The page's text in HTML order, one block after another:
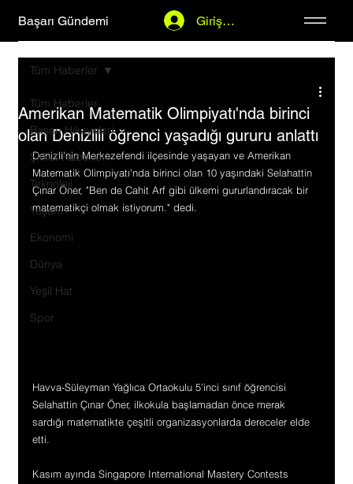
Başarı Gündemi Giriş Yap
Tüm Haberler
Başarı Hikayeleri
Şirket Haberleri
Teknoloji
Yaşam
Ekonomi
Dünya
Yeşil Hat
Spor
Tüm Haberler
Amerikan Matematik Olimpiyatı'nda birinci
olan Denizlili öğrenci yaşadığı gururu anlattı
Denizli'nin Merkezefendi ilçesinde yaşayan ve Amerikan
Matematik Olimpiyatı'nda birinci olan 10 yaşındaki Selahattin
Çınar Öner, "Ben de Cahit Arf gibi ülkemi gururlandıracak bir
matematikçi olmak istiyorum." dedi.
Havva-Süleyman Yağlıca Ortaokulu 5'inci sınıf öğrencisi
Selahattin Çınar Öner, ilkokula başlamadan önce merak
sardığı matematikte çeşitli organizasyonlarda dereceler elde
etti.
Kasım ayında Singapore International Mastery Contests